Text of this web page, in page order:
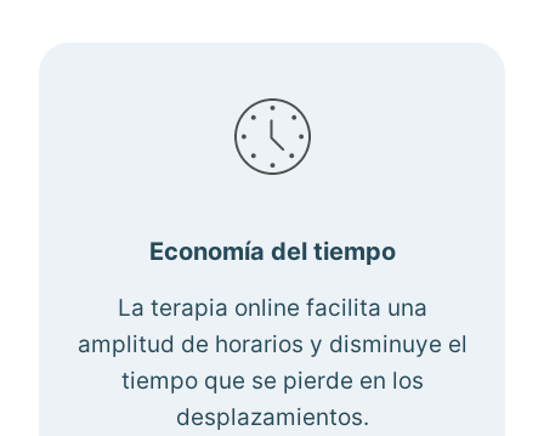
Economía del tiempo
La terapia online facilita una
amplitud de horarios y disminuye el
tiempo que se pierde en los
desplazamientos.